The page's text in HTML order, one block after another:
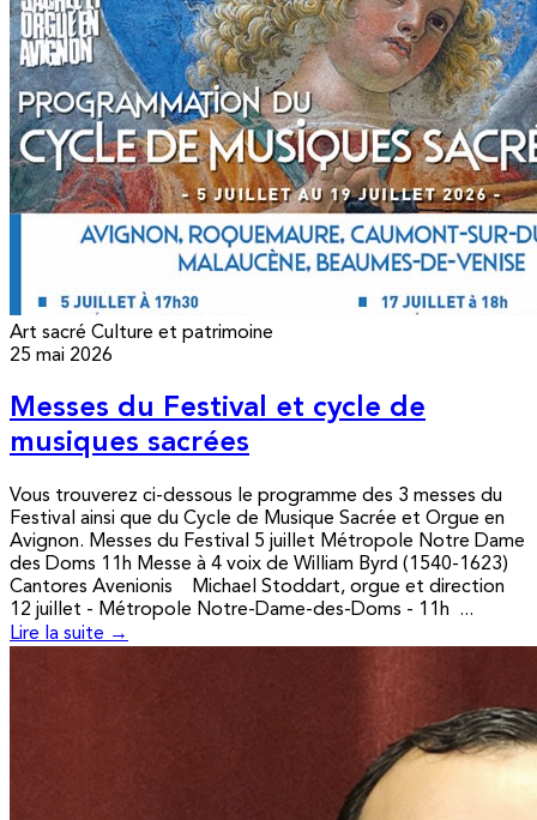
Art sacré Culture et patrimoine
25 mai 2026
Messes du Festival et cycle de
musiques sacrées
Vous trouverez ci-dessous le programme des 3 messes du
Festival ainsi que du Cycle de Musique Sacrée et Orgue en
Avignon. Messes du Festival 5 juillet Métropole Notre Dame
des Doms 11h Messe à 4 voix de William Byrd (1540-1623)
Cantores Avenionis Michael Stoddart, orgue et direction
12 juillet - Métropole Notre-Dame-des-Doms - 11h ...
Lire la suite →